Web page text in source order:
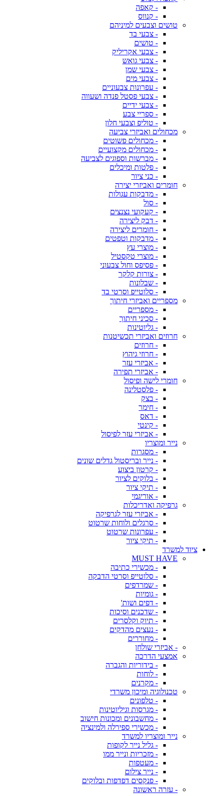
- קאפה
- קנווס
טושים וצבעים למיניהם
- צבעי בד
- טושים
- צבעי אקריליק
- צבעי גואש
- צבעי שמן
- צבעי מים
- עפרונות צבעוניים
- צבעי פסטל פנדה ושעווה
- צבעי ידיים
- ספריי צבע
- טוליפ וצבעי חלון
מכחולים ואביזרי צביעה
- מכחולים פשוטים
- מכחולים מקצועיים
- מברשות וספוגים לצביעה
- פלטות ומיכלים
- כני ציור
חומרים ואביזרי יצירה
- מדבקות עגולות
- סול
- קעקועי נצנצים
- דבק ליצירה
- חומרים ליצירה
- מדבקות וטפטים
- מוצרי עץ
- מוצרי טקסטיל
- פסיפס וחול צבעוני
- צורות קלקר
- שבלונות
- סלוטייפ וסרטי בד
מספריים ואביזרי חיתוך
- מספריים
- סכיני חיתוך
- גליוטינות
חרוזים ואביזרי תכשיטנות
- חרוזים
- חרוזי גיהוץ
- אביזרי עזר
- אביזרי תפירה
חומרי לישה ופיסול
- פלסטלינה
- בצק
- חימר
- דאס
- קינטי
- אביזרי עזר לפיסול
נייר ומוצריו
- מסגרות
- נייר ובריסטול גדלים שונים
- קרטון ביצוע
- בלוקים לציור
- תיקי ציור
- אוריגמי
גרפיקה ואדריכלות
- אביזרי עזר לגרפיקה
- סרגלים ולוחות שרטוט
- עפרונות שרטוט
- תיקי ציור
ציוד למשרד
MUST HAVE
- מכשירי כתיבה
- סלוטייפ וסרטי הדבקה
- שמרדפים
- גומיות
- דפים ושות'
- שדכנים וסיכות
- תיוק וקלסרים
- נעצים מהדקים
- מחוררים
- אביזרי שולחן
אמצעי הדרכה
- בידוריות והגברה
- לוחות
- מקרנים
טכנולוגיה ומיכון משרדי
- טלפונים
- מגרסות וגיליוטינות
- מחשבונים ומכונות חישוב
- מכשירי ספירלה ולמינציה
נייר ומוצריו למשרד
- גליל נייר לקופות
- מזכריות ונייר ממו
- מעטפות
- נייר צילום
- פנקסים דפדפות ובלוקים
- עזרה ראשונה